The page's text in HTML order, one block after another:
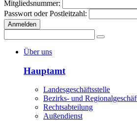
Mitgliedsnummer:
Passwort oder Postleitzahl:
Anmelden
Über uns
Hauptamt
Landesgeschäftsstelle
Bezirks- und
Rechtsabteilung
Außendienst